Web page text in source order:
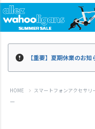
【重要】夏期休業のお知
HOME スマートフォンアクセサリ
ー